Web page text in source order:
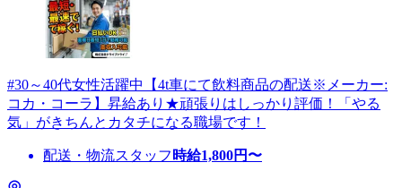
#30～40代女性活躍中【4t車にて飲料商品の配送※メーカー:
コカ・コーラ】昇給あり★頑張りはしっかり評価！「やる
気」がきちんとカタチになる職場です！
配送・物流スタッフ 時給1,800円〜